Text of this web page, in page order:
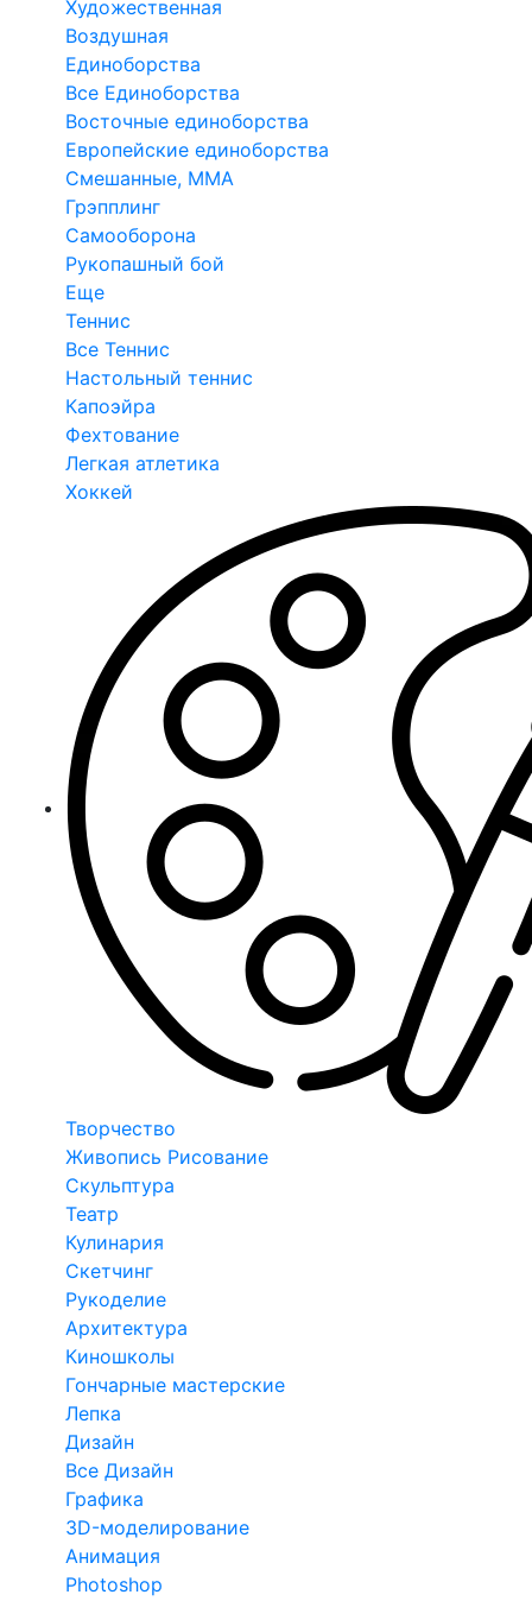
Художественная
Воздушная
Единоборства
Все Единоборства
Восточные единоборства
Европейские единоборства
Смешанные, ММА
Грэпплинг
Самооборона
Рукопашный бой
Еще
Теннис
Все Теннис
Настольный теннис
Капоэйра
Фехтование
Легкая атлетика
Хоккей
Творчество
Живопись Рисование
Скульптура
Театр
Кулинария
Скетчинг
Рукоделие
Архитектура
Киношколы
Гончарные мастерские
Лепка
Дизайн
Все Дизайн
Графика
3D-моделирование
Анимация
Photoshop